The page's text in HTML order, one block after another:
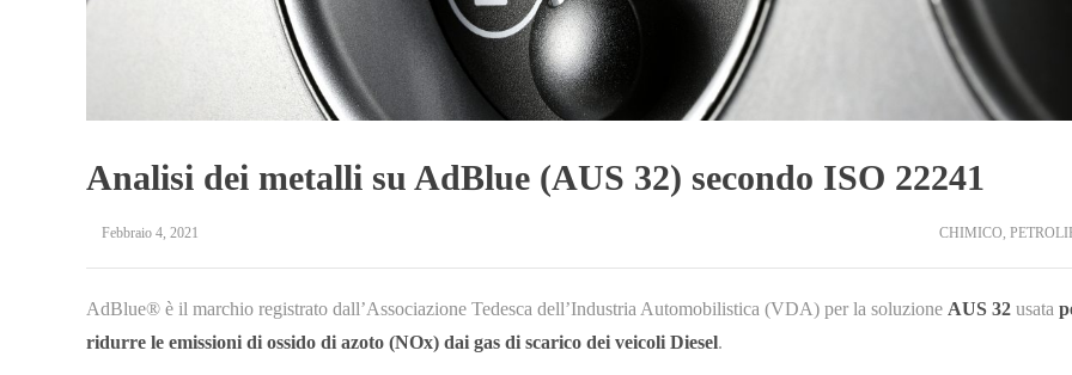
Analisi dei metalli su AdBlue (AUS 32) secondo ISO 22241
Febbraio 4, 2021 CHIMICO,
AdBlue® è il marchio registrato dall’Associazione Tedesca dell’Industria Automobilistica (VDA) per la soluzione AUS 32 usata
ridurre le emissioni di ossido di azoto (NOx) dai gas di scarico dei veicoli Diesel.